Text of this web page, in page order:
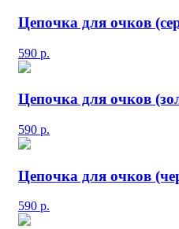
Цепочка для очков
590 р.
Цепочка для очков
590 р.
Цепочка для очков
590 р.